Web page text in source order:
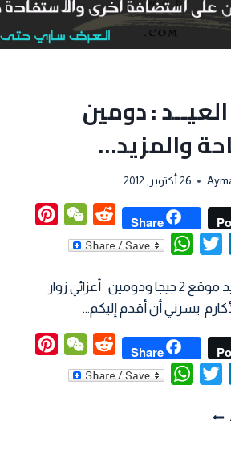
: دومين
والمزيد…
26 أكتوبر, 2012
Share
Reddit
WeChat
LinkedIn
Twitter
WhatsApp
عرض العيد موقع 2 جيجا ودومين أعزائي زوار
يسرني أن أقدم إليكم…
Share
Reddit
WeChat
LinkedIn
Twitter
WhatsApp